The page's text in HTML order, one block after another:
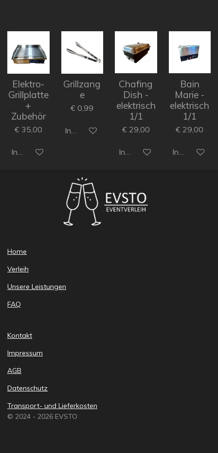
Elektro-
Grillplatte
+
Zubehör
€ 35,00
In den Warenkorb
Grillzang
e
€ 0,99
In den Warenkorb
Chafing
Dish -
elektrisch
1/1
€ 29,00
In den Warenkorb
Bain
Marie -
elektrisch
1/1
€ 29,00
In den
Home
Verleih
Unsere Leistungen
FAQ
Kontakt
Impressum
AGB
Datenschutz
Transport- und Lieferkosten
© 2024 - 2026 EVSTO